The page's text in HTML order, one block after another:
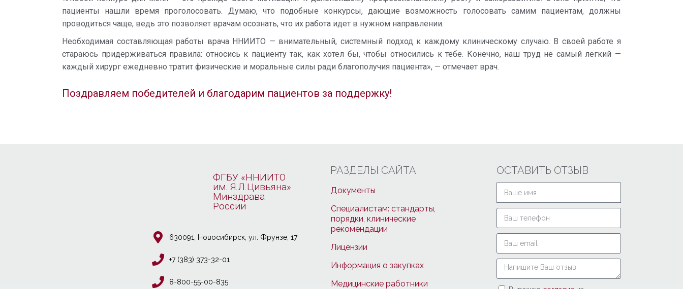
пациенты нашли время проголосовать. Думаю, что подобные конкурсы, дающие возможность голосовать самим пациентам, должны
проводиться чаще, ведь это позволяет врачам осознать, что их работа идет в нужном направлении.
Необходимая составляющая работы врача ННИИТО — внимательный, системный подход к каждому клиническому случаю. В своей работе я
стараюсь придерживаться правила: относись к пациенту так, как хотел бы, чтобы относились к тебе. Конечно, наш труд не самый легкий —
каждый хирург ежедневно тратит физические и моральные силы ради благополучия пациента», — отмечает врач.
Поздравляем победителей и благодарим пациентов за поддержку!
ФГБУ «ННИИТО
им. Я.Л.Цивьяна»
Минздрава
России
630091, Новосибирcк, ул. Фрунзе, 17
+7 (383) 373-32-01
8-800-55-00-835
РАЗДЕЛЫ САЙТА
Документы
Специалистам: стандарты,
порядки, клинические
рекомендации
Лицензии
Информация о закупках
Медицинские работники
ОСТАВИТЬ ОТЗЫВ